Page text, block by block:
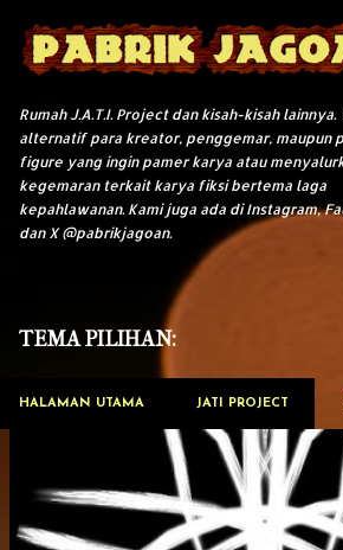
Langsung ke konten
Rumah J.A.T.I. Project dan kisah-kisah lainnya.
alternatif para kreator, penggemar, maupun
figure yang ingin pamer karya atau
kegemaran terkait karya fiksi bertema laga
kepahlawanan. Kami juga ada di Instagram,
dan X @pabrikjagoan.
TEMA PILIHAN:
HALAMAN UTAMA JATI PROJECT